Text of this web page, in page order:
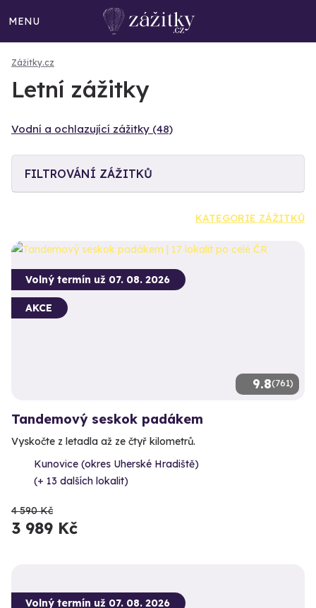
MENU
Zážitky.cz
Letní zážitky
Vodní a ochlazující zážitky (48)
FILTROVÁNÍ ZÁŽITKŮ
KATEGORIE ZÁŽITKŮ
9.8(761)
Volný termín už 07. 08. 2026
AKCE
Tandemový seskok padákem
Vyskočte z letadla až ze čtyř kilometrů.
Kunovice (okres Uherské Hradiště)
(+ 13 dalších lokalit)
4 590 Kč
3 989 Kč
Volný termín už 07. 08. 2026